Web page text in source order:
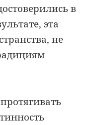
в
эта
не